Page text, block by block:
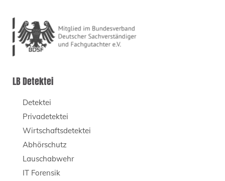
LB Detektei
Detektei
Privadetektei
Wirtschaftsdetektei
Abhörschutz
Lauschabwehr
IT Forensik